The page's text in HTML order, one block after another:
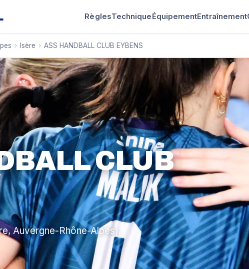
RèglesTechniqueÉquipementEntraînement
› Isère › ASS HANDBALL CLUB EYBENS
CLUB
Auvergne-Rhône-Alpes).